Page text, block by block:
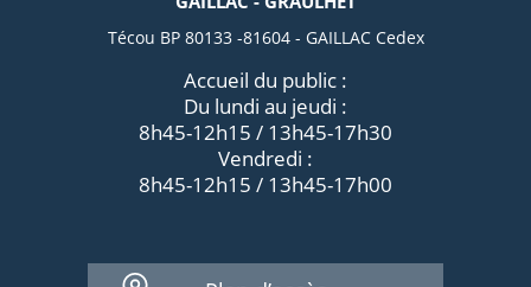
Técou BP 80133 -81604 - GAILLAC Cedex
Accueil du public :
Du lundi au jeudi :
8h45-12h15 / 13h45-17h30
Vendredi :
8h45-12h15 / 13h45-17h00